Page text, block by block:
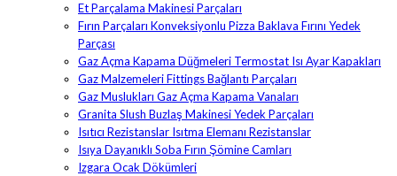
Et Parçalama Makinesi Parçaları
Fırın Parçaları Konveksiyonlu Pizza Baklava Fırını Yedek
Parçası
Gaz Açma Kapama Düğmeleri Termostat Isı Ayar Kapakları
Gaz Malzemeleri Fittings Bağlantı Parçaları
Gaz Muslukları Gaz Açma Kapama Vanaları
Granita Slush Buzlaş Makinesi Yedek Parçaları
Isıtıcı Rezistanslar Isıtma Elemanı Rezistanslar
Isıya Dayanıklı Soba Fırın Şömine Camları
Izgara Ocak Dökümleri